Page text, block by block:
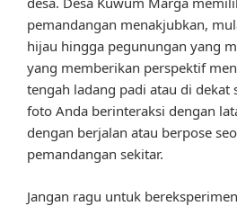
pemandangan menakjubkan,
hijau hingga pegunungan yang
yang memberikan perspektif
tengah ladang padi atau di dekat
foto Anda berinteraksi dengan
dengan berjalan atau berpose
pemandangan sekitar.
Jangan ragu untuk